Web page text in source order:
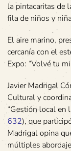
la pintacaritas de
fila de niños y
El aire marino,
cercanía con el
Expo: “Volvé tu
Javier Madrigal
Cultural y
“Gestión local en
632), que
Madrigal opina
múltiples